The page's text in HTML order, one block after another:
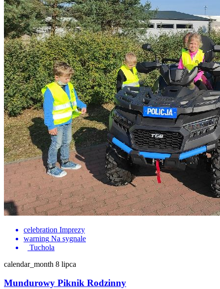
celebration Imprezy
warning Na sygnale
Tuchola
calendar_month 8 lipca
Mundurowy Piknik Rodzinny